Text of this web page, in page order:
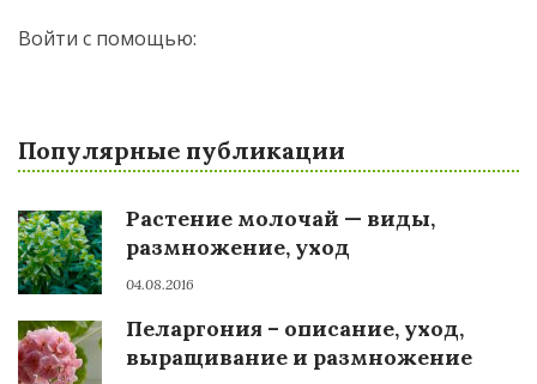
Войти с помощью:
Популярные публикации
Растение молочай — виды,
размножение, уход
04.08.2016
Пеларгония – описание, уход,
выращивание и размножение